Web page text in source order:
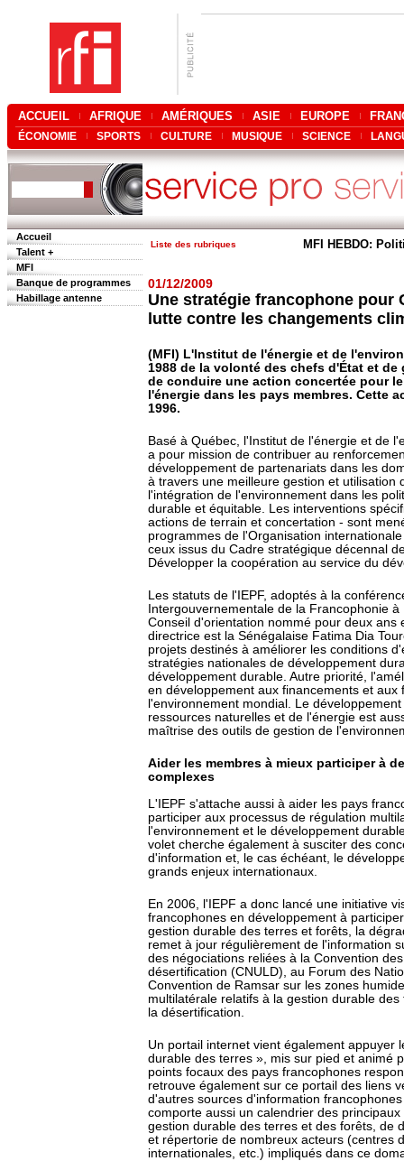
ACCUEIL AFRIQUE AMÉRIQUES ASIE EUROPE
ÉCONOMIE SPORTS CULTURE MUSIQUE SCIENCE
Accueil
Talent +
MFI
Banque de programmes
Habillage antenne
Liste des rubriques MFI HEBDO:
01/12/2009
Une stratégie francophone pour
lutte contre les changements
(MFI) L'Institut de l'énergie et de
1988 de la volonté des chefs d'État et
de conduire une action concertée pour
l'énergie dans les pays membres. Cette
1996.
Basé à Québec, l'Institut de l'énergie et de
a pour mission de contribuer au
développement de partenariats dans les
à travers une meilleure gestion et utilisation
l'intégration de l'environnement dans les
durable et équitable. Les interventions
actions de terrain et concertation - sont
programmes de l'Organisation
ceux issus du Cadre stratégique décennal
Développer la coopération au service du
Les statuts de l'IEPF, adoptés à la
Intergouvernementale de la Francophonie
Conseil d'orientation nommé pour deux
directrice est la Sénégalaise Fatima Dia
projets destinés à améliorer les conditions
stratégies nationales de développement
développement durable. Autre priorité,
en développement aux financements et aux
l'environnement mondial. Le
ressources naturelles et de l'énergie est
maîtrise des outils de gestion de
Aider les membres à mieux participer à
complexes
L'IEPF s'attache aussi à aider les pays
participer aux processus de régulation
l'environnement et le développement
volet cherche également à susciter des
d'information et, le cas échéant, le
grands enjeux internationaux.
En 2006, l'IEPF a donc lancé une initiative
francophones en développement à
gestion durable des terres et forêts, la
remet à jour régulièrement de l'information
des négociations reliées à la Convention
désertification (CNULD), au Forum des
Convention de Ramsar sur les zones
multilatérale relatifs à la gestion durable
la désertification.
Un portail internet vient également appuyer
durable des terres », mis sur pied et animé
points focaux des pays francophones
retrouve également sur ce portail des liens
d'autres sources d'information
comporte aussi un calendrier des
gestion durable des terres et des forêts, de
et répertorie de nombreux acteurs (centres
internationales, etc.) impliqués dans ce